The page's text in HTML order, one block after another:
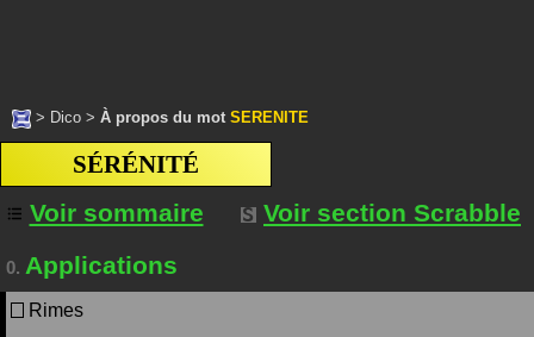
> Dico > À propos du mot SERENITE
SÉRÉNITÉ
Voir sommaire
Voir section Scrabble
0. Applications
Rimes